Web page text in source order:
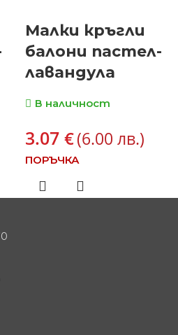
Малки кръгли
балони пастел-
лавандула
В наличност
3.07 €(6.00 лв.)
ПОРЪЧКА